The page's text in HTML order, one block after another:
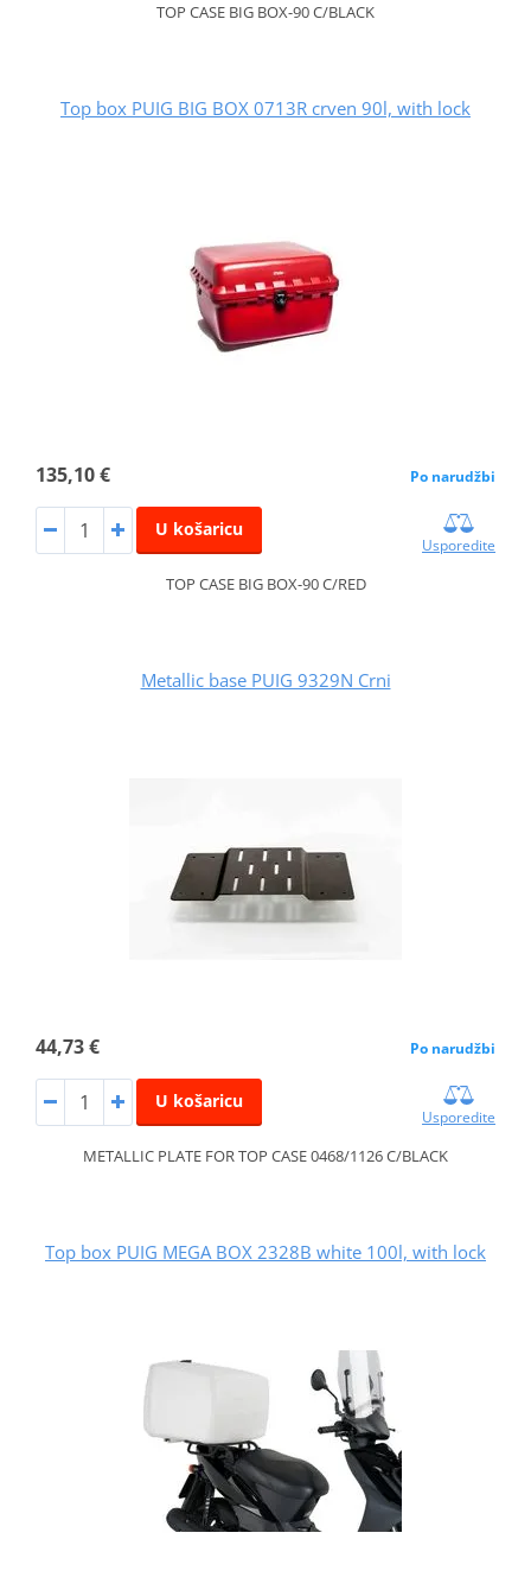
TOP CASE BIG BOX-90 C/BLACK
Top box PUIG BIG BOX 0713R crven 90l, with lock
135,10 € Po narudžbi
U košaricu
Usporedite
TOP CASE BIG BOX-90 C/RED
Metallic base PUIG 9329N Crni
44,73 € Po narudžbi
U košaricu
Usporedite
METALLIC PLATE FOR TOP CASE 0468/1126 C/BLACK
Top box PUIG MEGA BOX 2328B white 100l, with lock